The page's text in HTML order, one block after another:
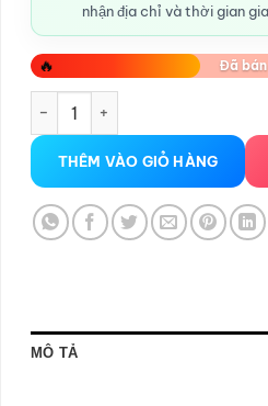
nhận địa chỉ và thời gian
🔥 Đã bán
Bao cao su Sagami Exceed
THÊM VÀO GIỎ HÀNG
MÔ TẢ